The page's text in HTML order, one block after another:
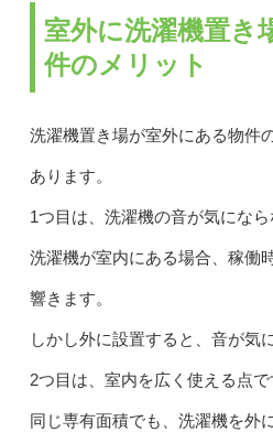
室外に洗濯機置き
件のメリット
洗濯機置き場が室外にある物件
あります。
1つ目は、洗濯機の音が気になら
洗濯機が室内にある場合、稼働
響きます。
しかし外に設置すると、音が気
2つ目は、室内を広く使える点で
同じ専有面積でも、洗濯機を外